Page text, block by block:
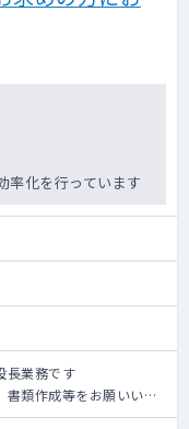
率化を行っています
長業務です
書類作成等をお願いいた